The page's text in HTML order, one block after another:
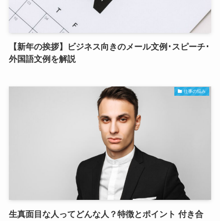
【新年の挨拶】ビジネス向きのメール文例･スピーチ･
外国語文例を解説
仕事の悩み
生真面目な人ってどんな人？特徴とポイント 付き合